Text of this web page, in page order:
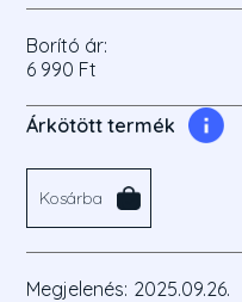
Borító ár:
6 990 Ft
Árkötött termék
Kosárba
Megjelenés: 2025.09.26.